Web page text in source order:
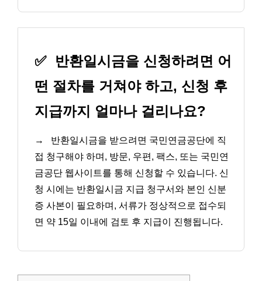
✅
반환일시금을 신청하려면 어
떤 절차를 거쳐야 하고, 신청 후
지급까지 얼마나 걸리나요?
→
반환일시금을 받으려면 국민연금공단에 직
접 청구해야 하며, 방문, 우편, 팩스, 또는 국민연
금공단 웹사이트를 통해 신청할 수 있습니다. 신
청 시에는 반환일시금 지급 청구서와 본인 신분
증 사본이 필요하며, 서류가 정상적으로 접수되
면 약 15일 이내에 검토 후 지급이 진행됩니다.